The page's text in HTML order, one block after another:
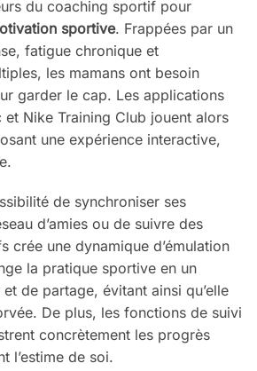
du coaching sportif pour
sportive. Frappées par un
fatigue chronique et
les mamans ont besoin
garder le cap. Les applications
et Nike Training Club jouent alors
une expérience interactive,
de synchroniser ses
d’amies ou de suivre des
crée une dynamique d’émulation
la pratique sportive en un
et de partage, évitant ainsi qu’elle
De plus, les fonctions de suivi
concrètement les progrès
l’estime de soi.